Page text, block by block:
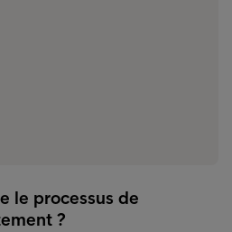
le processus de
?